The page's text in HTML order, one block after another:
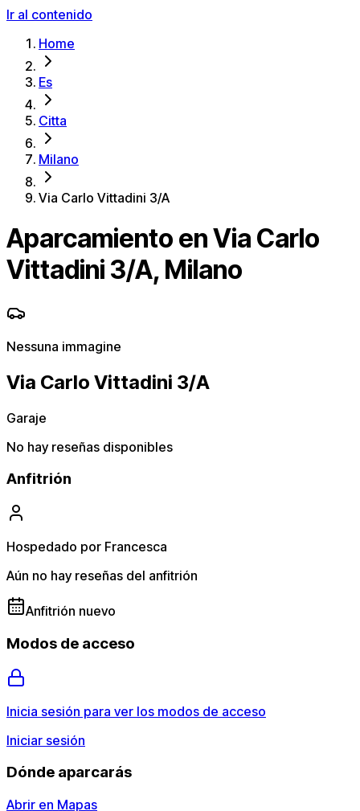
Ir al contenido
Home
Es
Citta
Milano
Via Carlo Vittadini 3/A
Aparcamiento en Via Carlo
Vittadini 3/A, Milano
Nessuna immagine
Via Carlo Vittadini 3/A
Garaje
No hay reseñas disponibles
Anfitrión
Hospedado por Francesca
Aún no hay reseñas del anfitrión
Anfitrión nuevo
Modos de acceso
Inicia sesión para ver los modos de acceso
Iniciar sesión
Dónde aparcarás
Abrir en Mapas